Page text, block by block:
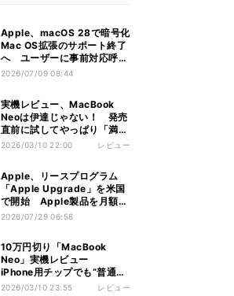
Apple、macOS 28で暗号化
Mac OS拡張のサポート終了
へ ユーザーに事前対応呼び
かけ
2026/07/09 08:44
実機レビュー、MacBook
Neoは伊達じゃない！ 発売
直前に試してやっぱり「満
足」
2026/03/10 22:00 レビュー
Apple、リースプログラム
「Apple Upgrade」を米国
で開始 Apple製品を月額で
利用
2026/07/29 06:58
10万円切り「MacBook
Neo」実機レビュー
iPhone用チップでも“普通に
使えた”意外な実力
2026/03/10 23:55 レビュー